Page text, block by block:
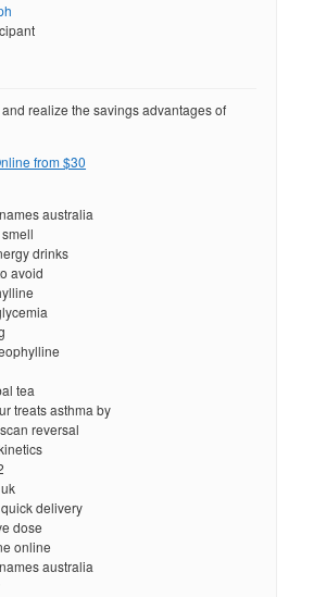
realize the savings advantages of
from $30
australia
drinks
avoid
tea
treats asthma by
reversal
delivery
dose
online
australia